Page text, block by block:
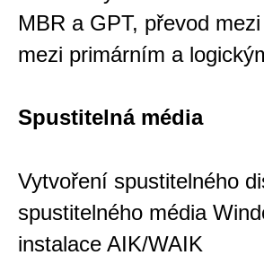
MBR a GPT, převod
mezi primárním a
Spustitelná média
Vytvoření spustitelného
spustitelného média
instalace AIK/WAIK